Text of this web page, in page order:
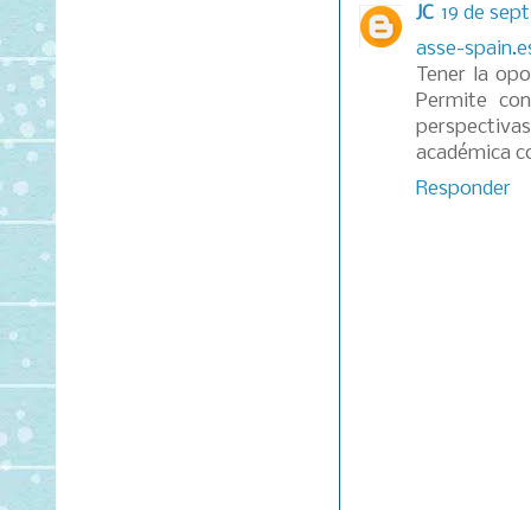
JC 19 de
asse-
Tener la
Permite
académica
Responder